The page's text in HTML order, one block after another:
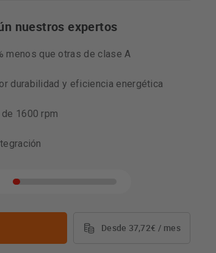
nuestros expertos
menos que otras de clase A
durabilidad y eficiencia energética
1600 rpm
Desde 37,72€ / mes